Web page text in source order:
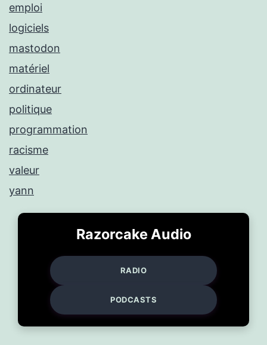
emploi
logiciels
mastodon
matériel
ordinateur
politique
programmation
racisme
valeur
yann
Razorcake Audio
RADIO
PODCASTS